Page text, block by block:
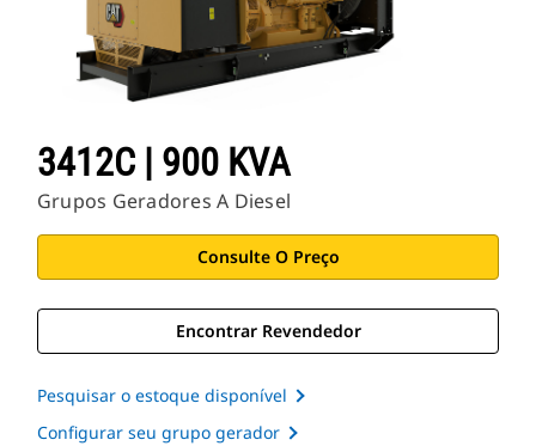
3412C | 900 KVA
Grupos Geradores A Diesel
Consulte O Preço
Encontrar Revendedor
Pesquisar o estoque disponível
Configurar seu grupo gerador